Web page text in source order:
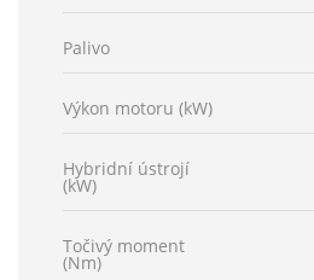
Palivo
Výkon motoru (kW)
Hybridní ústrojí
(kW)
Točivý moment
(Nm)